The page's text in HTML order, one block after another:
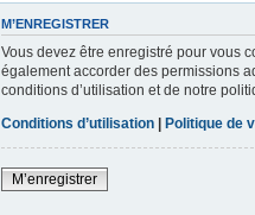
M’ENREGISTRER
Vous devez être enregistré pour vous
également accorder des permissions
conditions d’utilisation et de notre
Conditions d’utilisation | Politique de
M’enregistrer